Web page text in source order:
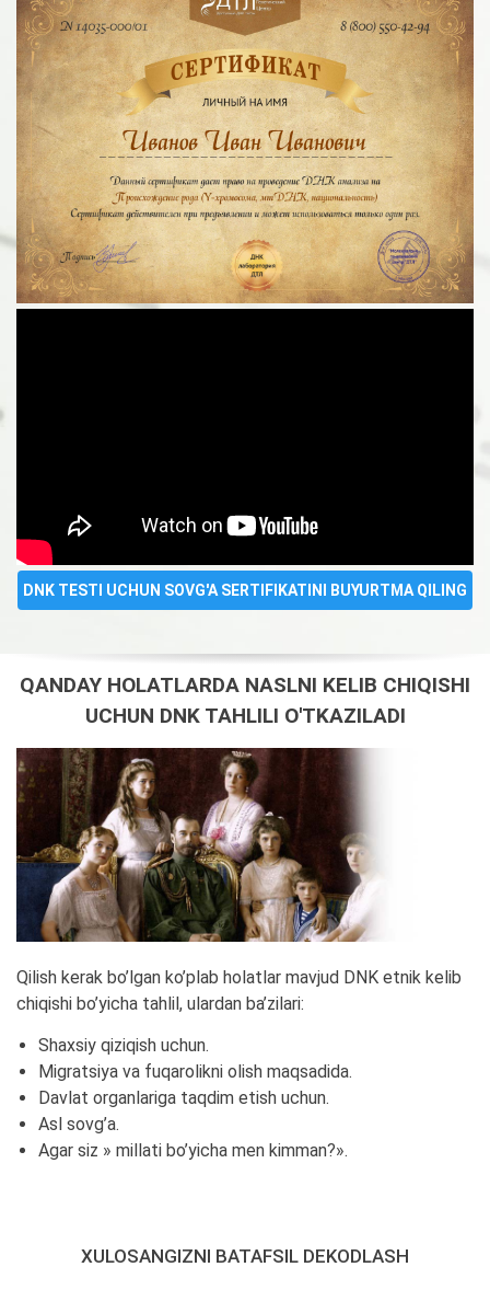
DNK TESTI UCHUN SOVG'A SERTIFIKATINI BUYURTMA QILING
QANDAY HOLATLARDA NASLNI KELIB CHIQISHI
UCHUN DNK TAHLILI O'TKAZILADI
Qilish kerak bo’lgan ko’plab holatlar mavjud DNK etnik kelib
chiqishi bo’yicha tahlil, ulardan ba’zilari:
Shaxsiy qiziqish uchun.
Migratsiya va fuqarolikni olish maqsadida.
Davlat organlariga taqdim etish uchun.
Asl sovg’a.
Agar siz » millati bo’yicha men kimman?».
XULOSANGIZNI BATAFSIL DEKODLASH